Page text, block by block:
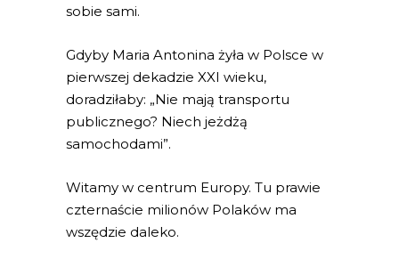
sobie sami.
Gdyby Maria Antonina żyła w Polsce w
pierwszej dekadzie XXI wieku,
doradziłaby: „Nie mają transportu
publicznego? Niech jeżdżą
samochodami”.
Witamy w centrum Europy. Tu prawie
czternaście milionów Polaków ma
wszędzie daleko.